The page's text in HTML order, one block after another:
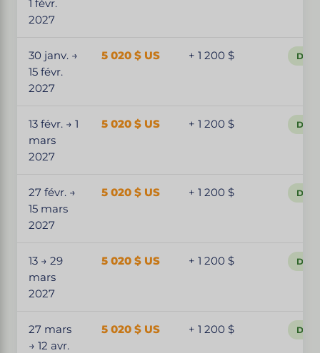
1 févr.
2027
30 janv. →
15 févr.
2027
5 020 $ US + 1 200 $
13 févr. → 1
mars
2027
5 020 $ US + 1 200 $
27 févr. →
15 mars
2027
5 020 $ US + 1 200 $
13 → 29
mars
2027
5 020 $ US + 1 200 $
27 mars
→ 12 avr.
5 020 $ US + 1 200 $